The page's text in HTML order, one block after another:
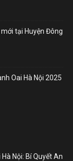
tại Huyện Đông
Oai Hà Nội 2025
Nội: Bí Quyết An